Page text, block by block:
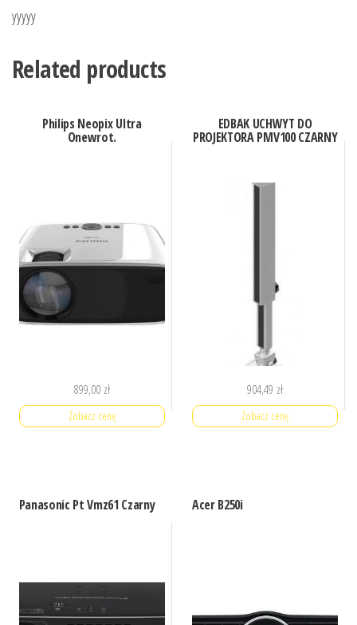
yyyyy
Related products
Philips Neopix Ultra
Onewrot.
899,00 zł
Zobacz cenę
EDBAK UCHWYT DO
PROJEKTORA PMV100 CZARNY
904,49 zł
Zobacz cenę
Panasonic Pt Vmz61 Czarny Acer B250i